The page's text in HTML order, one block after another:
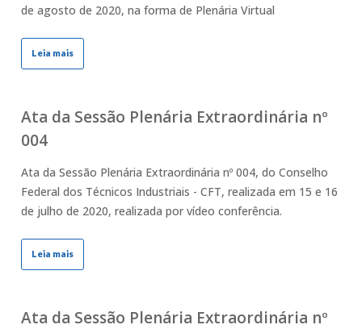
de agosto de 2020, na forma de Plenária Virtual
Leia mais
Ata da Sessão Plenária Extraordinária nº
004
Ata da Sessão Plenária Extraordinária nº 004, do Conselho
Federal dos Técnicos Industriais - CFT, realizada em 15 e 16
de julho de 2020, realizada por vídeo conferência.
Leia mais
Ata da Sessão Plenária Extraordinária nº